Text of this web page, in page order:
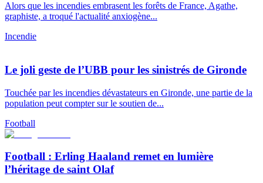
Alors que les incendies embrasent les forêts de France, Agathe,
graphiste, a troqué l'actualité anxiogène...
Incendie
Le joli geste de l’UBB pour les sinistrés de Gironde
Touchée par les incendies dévastateurs en Gironde, une partie de la
population peut compter sur le soutien de...
Football
Football : Erling Haaland remet en lumière
l’héritage de saint Olaf